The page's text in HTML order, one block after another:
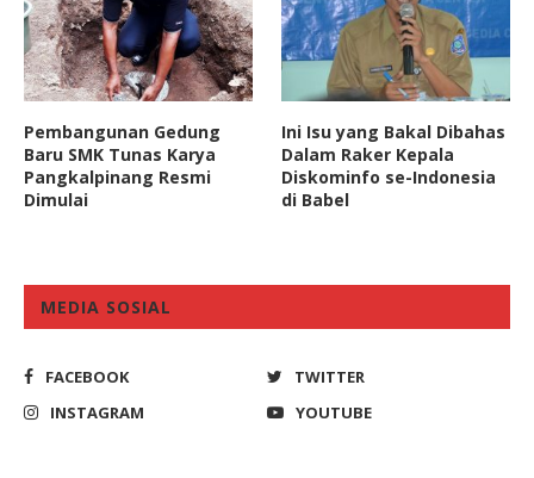
Pembangunan Gedung
Baru SMK Tunas Karya
Pangkalpinang Resmi
Dimulai
Ini Isu yang Bakal Dibahas
Dalam Raker Kepala
Diskominfo se-Indonesia
di Babel
MEDIA SOSIAL
FACEBOOK
TWITTER
INSTAGRAM
YOUTUBE